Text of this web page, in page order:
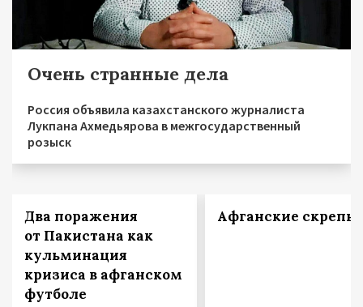
Очень странные дела
Россия объявила казахстанского журналиста
Лукпана Ахмедьярова в межгосударственный
розыск
Два поражения
от Пакистана как
кульминация
кризиса в афганском
футболе
Афганские скрепы